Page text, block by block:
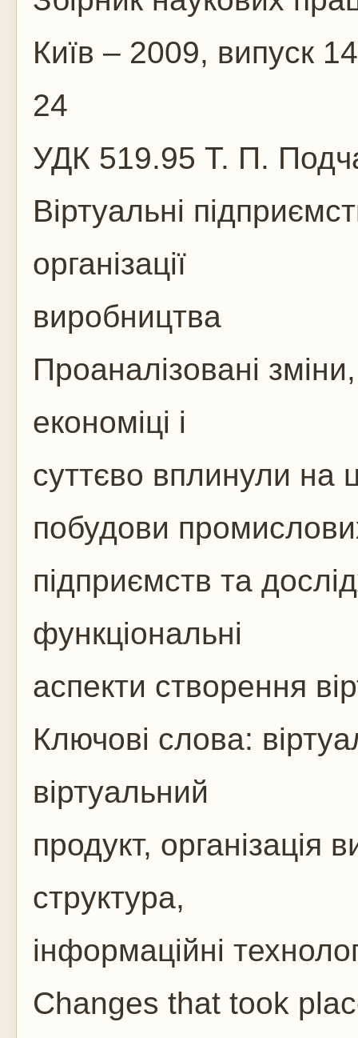
Київ – 2009, випуск 14
24
УДК 519.95 Т. П.
Віртуальні
організації
виробництва
Проаналізовані
економіці і
суттєво вплинули на
побудови
підприємств та
функціональні
аспекти створення
Ключові слова:
віртуальний
продукт,
структура,
інформаційні
Сhanges that took